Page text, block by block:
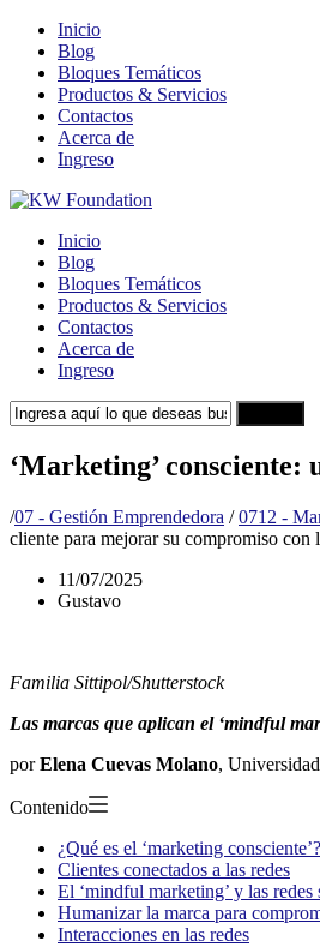
Inicio
Blog
Bloques Temáticos
Productos & Servicios
Contactos
Acerca de
Ingreso
Inicio
Blog
Bloques Temáticos
Productos & Servicios
Contactos
Acerca de
Ingreso
‘Marketing’
/07 - Gestión Emprendedora / 0712 -
cliente para mejorar su compromiso con
11/07/2025
Gustavo
Familia Sittipol/Shutterstock
Las marcas que aplican el ‘mindful
porElena Cuevas Molano,
Contenido
¿Qué es el ‘marketing consciente’?
Clientes conectados a las redes
El ‘mindful marketing’ y las redes
Humanizar la marca para
Interacciones en las redes